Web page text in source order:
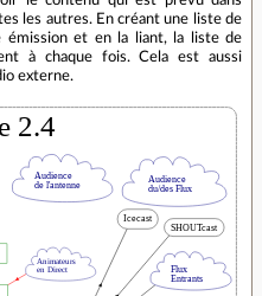
les autres. En créant une liste de
émission et en la liant, la liste de
à chaque fois. Cela est aussi
externe.